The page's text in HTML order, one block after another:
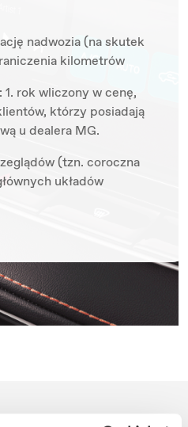
nadwozia (na skutek
kilometrów
rok wliczony w cenę,
którzy posiadają
u dealera MG.
(tzn. coroczna
układów